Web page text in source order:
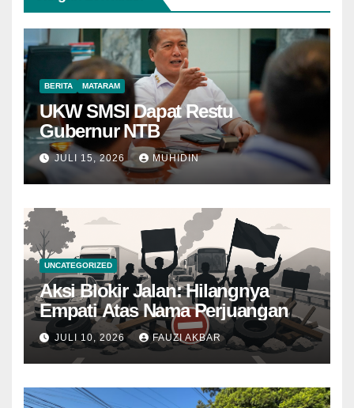
BERITA MATARAM
UKW SMSI Dapat Restu
Gubernur NTB
JULI 15, 2026 MUHIDIN
UNCATEGORIZED
Aksi Blokir Jalan: Hilangnya
Empati Atas Nama Perjuangan
JULI 10, 2026 FAUZI AKBAR